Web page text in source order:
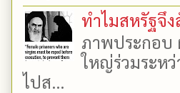
ทำไมสหรัฐจึง
ภาพประกอบ
ใหญ่ร่วมระหว่
ไปส...